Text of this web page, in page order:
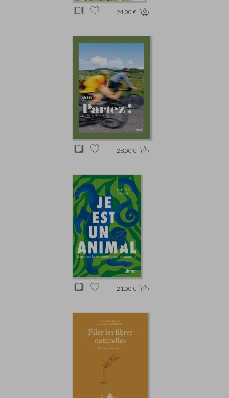
24.00 €
28.00 €
21.00 €